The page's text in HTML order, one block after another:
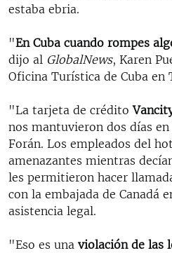
estaba ebria.
"En Cuba cuando rompes
dijo al GlobalNews, Karen
Oficina Turística de Cuba en
"La tarjeta de crédito
nos mantuvieron dos días
Forán. Los empleados del
amenazantes mientras
les permitieron hacer
con la embajada de Canadá
asistencia legal.
"Eso es una violación de las